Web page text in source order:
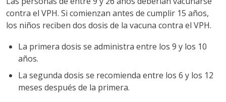
contra el VPH. Si comienzan antes de cumplir 15 años,
los niños reciben dos dosis de la vacuna contra el VPH.
La primera dosis se administra entre los 9 y los 10
años.
La segunda dosis se recomienda entre los 6 y los 12
meses después de la primera.